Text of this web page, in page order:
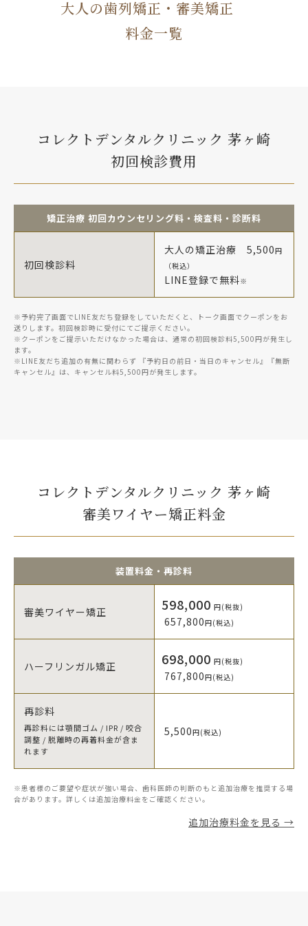
大人の歯列矯正・審美矯正
料金一覧
コレクトデンタルクリニック 茅ヶ崎
初回検診費用
矯正治療 初回カウンセリング料・検査料・診断料
初回検診料
大人の矯正治療 5,500円
（税込）
LINE登録で無料※
※予約完了画面でLINE友だち登録をしていただくと、トーク画面でクーポンをお
送りします。初回検診時に受付にてご提示ください。
※クーポンをご提示いただけなかった場合は、通常の初回検診料5,500円が発生し
ます。
※LINE友だち追加の有無に関わらず 『予約日の前日・当日のキャンセル』『無断
キャンセル』は、キャンセル料5,500円が発生します。
コレクトデンタルクリニック 茅ヶ崎
審美ワイヤー矯正料金
装置料金・再診料
審美ワイヤー矯正 598,000 円(税抜)
657,800円(税込)
ハーフリンガル矯正 698,000 円(税抜)
767,800円(税込)
再診料
再診料には顎間ゴム / IPR / 咬合
調整 / 脱離時の再着料金が含ま
れます
5,500円(税込)
※患者様のご要望や症状が強い場合、歯科医師の判断のもと追加治療を推奨する場
合があります。詳しくは追加治療料金をご確認ください。
追加治療料金を見る →